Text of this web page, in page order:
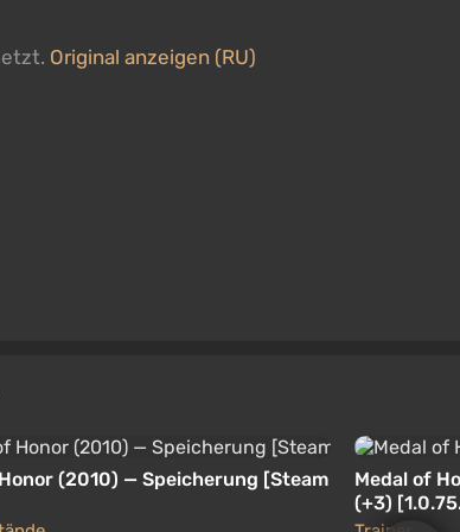
Original anzeigen (RU)
(2010) — Speicherung [Steam
Medal of
(+3)